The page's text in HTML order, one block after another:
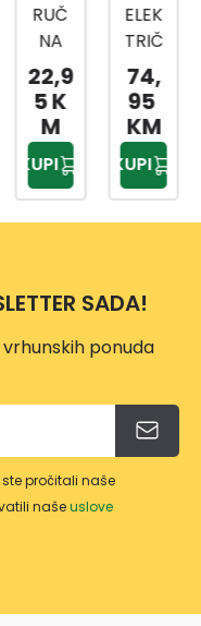
RUČ
NA
KLAM
ERIC
A 2U1
HSG1
408
22,9
5 K
M
KUPI
ELEK
TRIČ
NA
KLAM
ERIC
A
TC-
EN
20
74,
95
KM
KUPI
SADA!
ponuda
pročitali naše
našeuslove